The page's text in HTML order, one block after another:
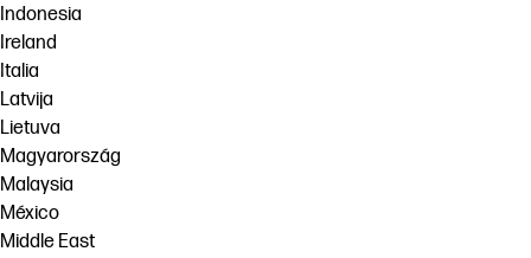
Indonesia
Ireland
Italia
Latvija
Lietuva
Magyarország
Malaysia
México
Middle East